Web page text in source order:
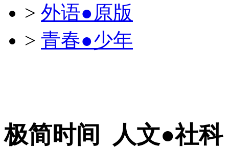
> 外语●原版
> 青春●少年
极简时间 人文●社科